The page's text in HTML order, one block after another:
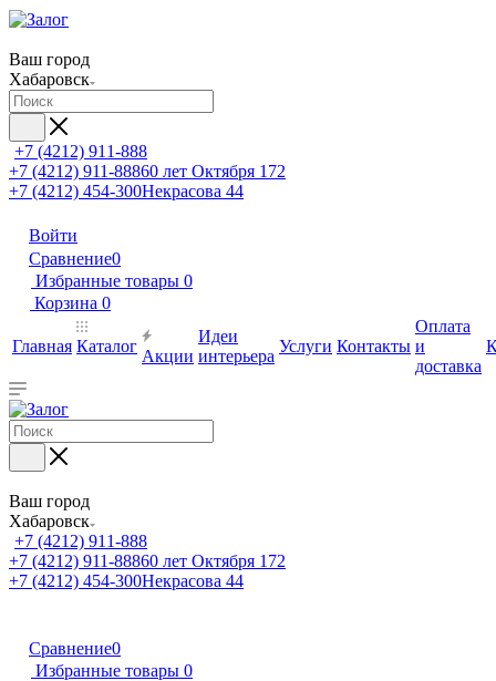
Ваш город
Хабаровск
+7 (4212) 911-888
+7 (4212) 911-88860 лет Октября 172
+7 (4212) 454-300Некрасова 44
Войти
Сравнение0
Избранные товары 0
Корзина 0
Главная Каталог
Акции
Идеи
интерьера
Услуги Контакты
Оплата
и
доставка
Ваш город
Хабаровск
+7 (4212) 911-888
+7 (4212) 911-88860 лет Октября 172
+7 (4212) 454-300Некрасова 44
Сравнение0
Избранные товары 0